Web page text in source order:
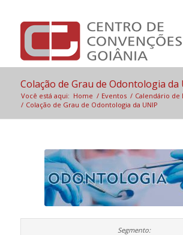
Colação de Grau de Odontologia da
Você está aqui: Home / Eventos / Calendário de
/ Colação de Grau de Odontologia da UNIP